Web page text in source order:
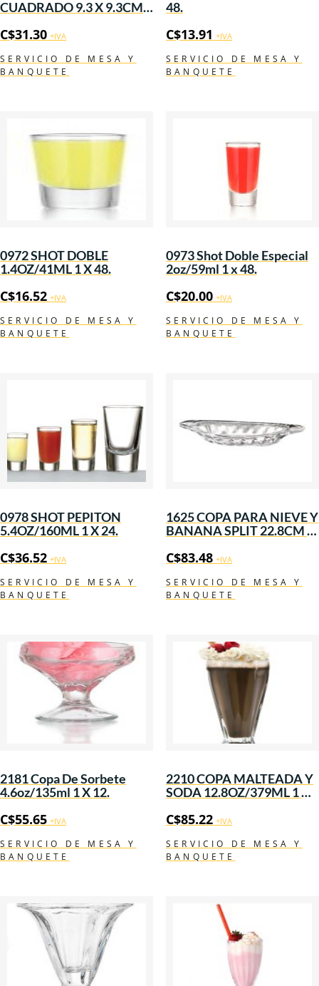
CUADRADO 9.3 X 9.3CM 1
C$31.30 +IVA
SERVICIO DE MESA Y
BANQUETE
48.
C$13.91 +IVA
SERVICIO DE MESA Y
BANQUETE
0972 SHOT DOBLE
1.4OZ/41ML 1 X 48.
C$16.52 +IVA
SERVICIO DE MESA Y
BANQUETE
0973 Shot Doble Especial
2oz/59ml 1 x 48.
C$20.00 +IVA
SERVICIO DE MESA Y
BANQUETE
0978 SHOT PEPITON
5.4OZ/160ML 1 X 24.
C$36.52 +IVA
SERVICIO DE MESA Y
BANQUETE
1625 COPA PARA NIEVE Y
BANANA SPLIT 22.8CM 1
C$83.48 +IVA
SERVICIO DE MESA Y
BANQUETE
2181 Copa De Sorbete
4.6oz/135ml 1 X 12.
C$55.65 +IVA
SERVICIO DE MESA Y
BANQUETE
2210 COPA MALTEADA Y
SODA 12.8OZ/379ML 1 X
C$85.22 +IVA
SERVICIO DE MESA Y
BANQUETE